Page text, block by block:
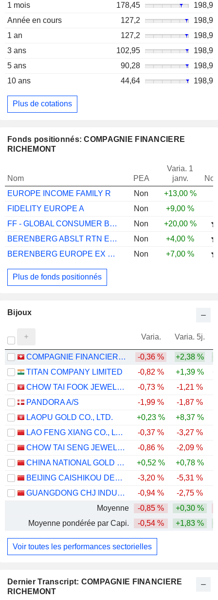
Dernier Transcript: COMPAGNIE FINANCIERE
RICHEMONT
1 mois
178,45
198,9
Année en cours
127,2
198,9
1 an
127,2
198,9
3 ans
102,95
198,9
5 ans
90,28
198,9
10 ans
44,64 198,9
Plus de cotations
Fonds positionnés: COMPAGNIE FINANCIERE
RICHEMONT
Nom PEA
Varia. 1
janv.
EUROPE INCOME FAMILY R
Non
+13,00 %
FIDELITY EUROPE A
Non
+9,00 %
FF - GLOBAL CONSUMER BRDS A-DIS-EUR
Non
+20,00 %
BERENBERG ABSLT RTN ERPN EQ I A EUR ACC
Non
+4,00 %
BERENBERG EUROPE EX UK FOCUS F EUR D
Non +7,00 %
Plus de fonds positionnés
Bijoux
Varia. Varia. 5j.
COMPAGNIE FINANCIERE RICHEMONT -0,36 % +2,38 %
TITAN COMPANY LIMITED
-0,82 % +1,39 %
CHOW TAI FOOK JEWELLERY GROUP LIMITED
-0,73 % -1,21 %
PANDORA A/S
-1,99 % -1,87 %
LAOPU GOLD CO., LTD.
+0,23 % +8,37 %
LAO FENG XIANG CO., LTD.
-0,37 % -3,27 %
CHOW TAI SENG JEWELLERY CO., LTD.
-0,86 % -2,09 %
CHINA NATIONAL GOLD GROUP GOLD JEWELLERY CO.,LTD.
+0,52 % +0,78 %
BEIJING CAISHIKOU DEPARTMENT STORE CO.,LTD.
-3,20 % -5,31 %
GUANGDONG CHJ INDUSTRY CO.,LTD.
-0,94 % -2,75 %
Moyenne
-0,85 % +0,30 %
Moyenne pondérée par Capi.
-0,54 % +1,83 %
Voir toutes les performances sectorielles